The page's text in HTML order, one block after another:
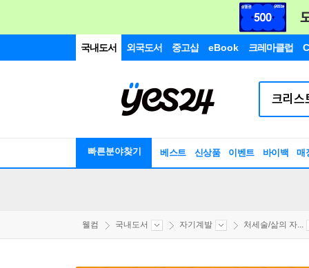
국내도서 외국도서 중고샵 eBook 크레마클럽
빠른분야찾기 베스트 신상품 이벤트 바이백 매
웰컴 국내도서 자기계발 처세술/삶의 자...